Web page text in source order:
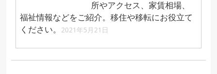
所やアクセス、家賃相場、
福祉情報などをご紹介。移住や移転にお役立て
ください。
2021年5月21日